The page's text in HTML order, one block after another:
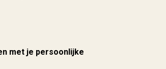
met je persoonlijke